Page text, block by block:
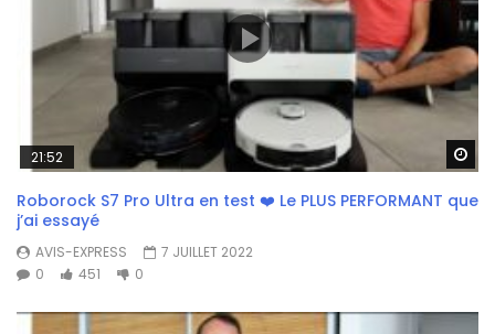
21:52
Roborock S7 Pro Ultra en test ❤️ Le PLUS PERFORMANT que
j’ai essayé
AVIS-EXPRESS
7 JUILLET 2022
0
451 0